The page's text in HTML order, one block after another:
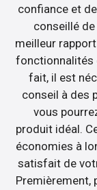
confiance et
conseillé
meilleur
fonctionnalités
fait, il est
conseil à des
vous
produit idéal.
économies à
satisfait de
Premièrement,